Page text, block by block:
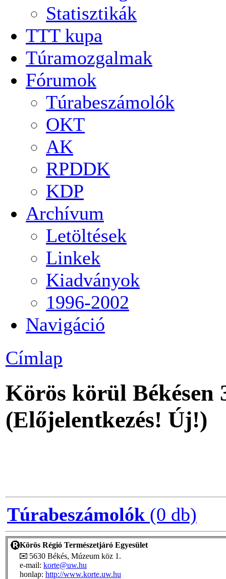
Statisztikák
TTT kupa
Túramozgalmak
Fórumok
Túrabeszámolók
OKT
AK
RPDDK
KDP
Archívum
Letöltések
Linkek
Kiadványok
1996-2002
Navigáció
Címlap
Körös körül Békésen
(Előjelentkezés! Új!)
Túrabeszámolók (0 db)
Körös Régió Természetjáró Egyesület
5630 Békés, Múzeum köz 1.
e-mail: korte@uw.hu
honlap: http://www.korte.uw.hu